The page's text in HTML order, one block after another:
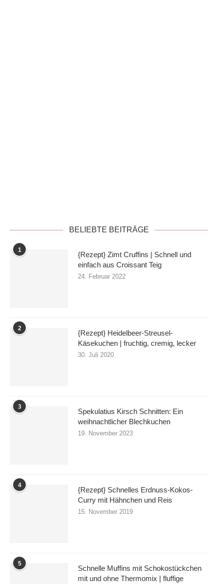
BELIEBTE BEITRÄGE
1
{Rezept} Zimt Cruffins | Schnell und
einfach aus Croissant Teig
24. Februar 2022
2
{Rezept} Heidelbeer-Streusel-
Käsekuchen | fruchtig, cremig, lecker
30. Juli 2020
3
Spekulatius Kirsch Schnitten: Ein
weihnachtlicher Blechkuchen
19. November 2023
4
{Rezept} Schnelles Erdnuss-Kokos-
Curry mit Hähnchen und Reis
15. November 2019
5
Schnelle Muffins mit Schokostückchen
mit und ohne Thermomix | fluffige